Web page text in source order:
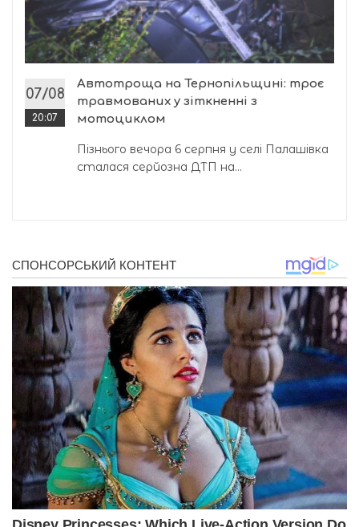
07/08
20:07
Автотроща на Тернопільщині: троє
травмованих у зіткненні з
мотоциклом
Пізнього вечора 6 серпня у селі Палашівка
сталася серйозна ДТП на...